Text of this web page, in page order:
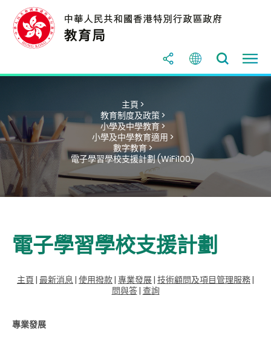
主頁 >
教育制度及政策 >
小學及中學教育 >
小學及中學教育適用 >
數字教育 >
電子學習學校支援計劃 (WiFi100)
電子學習學校支援計劃
主頁 | 最新消息 | 使用撥款| 專業發展| 技術顧問及項目管理服務|
問與答| 查詢
專業發展